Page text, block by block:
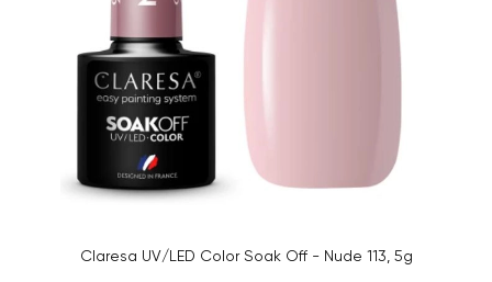
Claresa UV/LED Color Soak Off - Nude 113, 5g